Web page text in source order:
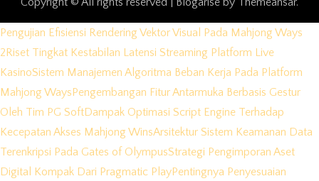
Pengujian Efisiensi Rendering Vektor Visual Pada Mahjong Ways
2 Riset Tingkat Kestabilan Latensi Streaming Platform Live
KasinoSistem Manajemen Algoritma Beban Kerja Pada Platform
Mahjong Ways Pengembangan Fitur Antarmuka Berbasis Gestur
Oleh Tim PG SoftDampak Optimasi Script Engine Terhadap
Kecepatan Akses Mahjong WinsArsitektur Sistem Keamanan Data
Terenkripsi Pada Gates of OlympusStrategi Pengimporan Aset
Digital Kompak Dari Pragmatic PlayPentingnya Penyesuaian